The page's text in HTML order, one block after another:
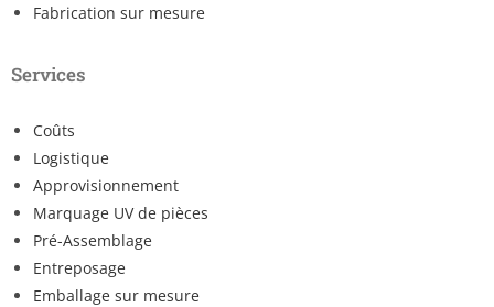
Fabrication sur mesure
Services
Coûts
Logistique
Approvisionnement
Marquage UV de pièces
Pré-Assemblage
Entreposage
Emballage sur mesure